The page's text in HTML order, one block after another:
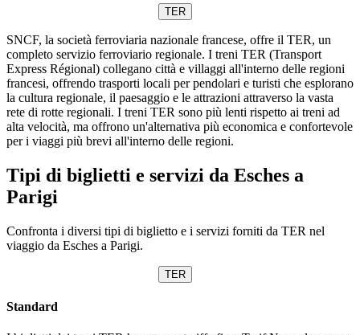
TER
SNCF, la società ferroviaria nazionale francese, offre il TER, un
completo servizio ferroviario regionale. I treni TER (Transport
Express Régional) collegano città e villaggi all'interno delle regioni
francesi, offrendo trasporti locali per pendolari e turisti che esplorano
la cultura regionale, il paesaggio e le attrazioni attraverso la vasta
rete di rotte regionali. I treni TER sono più lenti rispetto ai treni ad
alta velocità, ma offrono un'alternativa più economica e confortevole
per i viaggi più brevi all'interno delle regioni.
Tipi di biglietti e servizi da Esches a
Parigi
Confronta i diversi tipi di biglietto e i servizi forniti da TER nel
viaggio da Esches a Parigi.
TER
Standard